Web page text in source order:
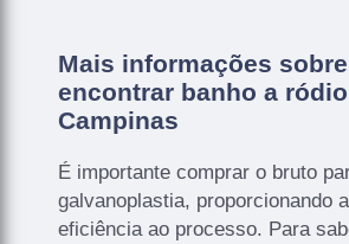
Mais informações
encontrar banho a
Campinas
É importante comprar o bruto
galvanoplastia, proporcionando
eficiência ao processo. Para